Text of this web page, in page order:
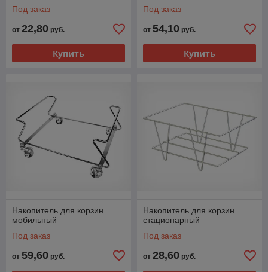
Под заказ
от 22,80 руб.
Купить
Под заказ
от 54,10 руб.
Купить
Накопитель для корзин
мобильный
Под заказ
от 59,60 руб.
Накопитель для корзин
стационарный
Под заказ
от 28,60 руб.